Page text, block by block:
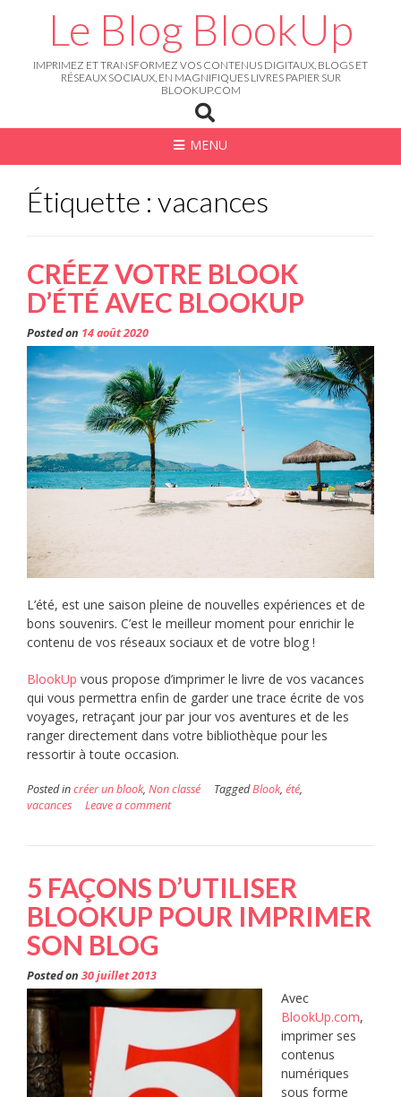
Le Blog BlookUp
IMPRIMEZ ET TRANSFORMEZ VOS CONTENUS DIGITAUX, BLOGS ET
RÉSEAUX SOCIAUX, EN MAGNIFIQUES LIVRES PAPIER SUR
BLOOKUP.COM
MENU
Étiquette : vacances
CRÉEZ VOTRE BLOOK
D’ÉTÉ AVEC BLOOKUP
Posted on 14 août 2020
L’été, est une saison pleine de nouvelles expériences et de
bons souvenirs. C’est le meilleur moment pour enrichir le
contenu de vos réseaux sociaux et de votre blog !
BlookUp vous propose d’imprimer le livre de vos vacances
qui vous permettra enfin de garder une trace écrite de vos
voyages, retraçant jour par jour vos aventures et de les
ranger directement dans votre bibliothèque pour les
ressortir à toute occasion.
Posted incréer un blook, Non classé TaggedBlook, été,
vacances
Leave a comment
5 FAÇONS D’UTILISER
BLOOKUP POUR IMPRIMER
SON BLOG
Posted on 30 juillet 2013
Avec
BlookUp.com,
imprimer ses
contenus
numériques
sous forme